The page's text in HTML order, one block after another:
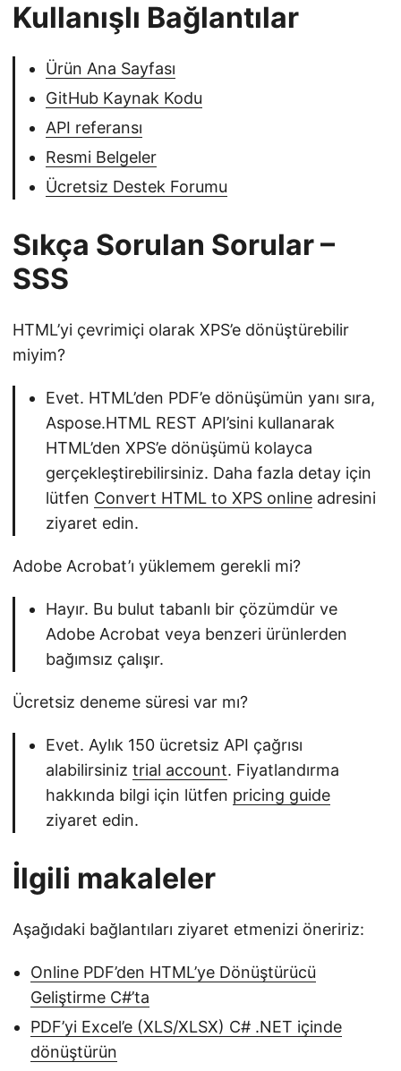
Kullanışlı Bağlantılar
Ürün Ana Sayfası
GitHub Kaynak Kodu
API referansı
Resmi Belgeler
Ücretsiz Destek Forumu
Sıkça Sorulan Sorular –
SSS
HTML’yi çevrimiçi olarak XPS’e dönüştürebilir
miyim?
Evet. HTML’den PDF’e dönüşümün yanı sıra,
Aspose.HTML REST API’sini kullanarak
HTML’den XPS’e dönüşümü kolayca
gerçekleştirebilirsiniz. Daha fazla detay için
lütfen Convert HTML to XPS online adresini
ziyaret edin.
Adobe Acrobat’ı yüklemem gerekli mi?
Hayır. Bu bulut tabanlı bir çözümdür ve
Adobe Acrobat veya benzeri ürünlerden
bağımsız çalışır.
Ücretsiz deneme süresi var mı?
Evet. Aylık 150 ücretsiz API çağrısı
alabilirsiniz trial account. Fiyatlandırma
hakkında bilgi için lütfen pricing guide
ziyaret edin.
İlgili makaleler
Aşağıdaki bağlantıları ziyaret etmenizi öneririz:
Online PDF’den HTML’ye Dönüştürücü
Geliştirme C#’ta
PDF’yi Excel’e (XLS/XLSX) C# .NET içinde
dönüştürün